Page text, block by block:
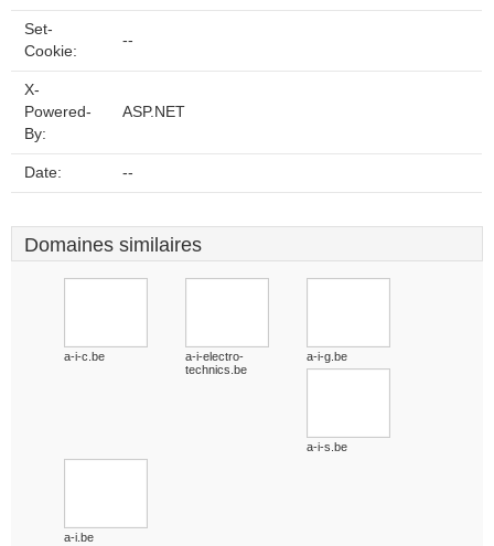
Set-
Cookie:
--
X-
Powered-
By:
ASP.NET
Date: --
Domaines similaires
a-i-c.be
a-i-electro-
technics.be
a-i-g.be
a-i-s.be
a-i.be